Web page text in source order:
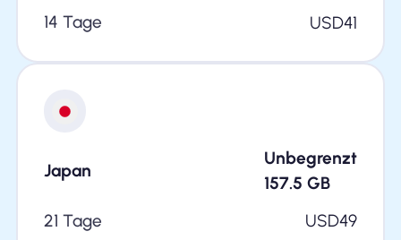
14 Tage
USD41
Japan
Unbegrenzt
157.5 GB
21 Tage
USD49